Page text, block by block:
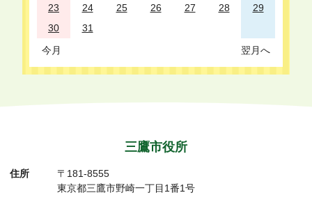
23
24 25 26 27 28
29
30
31
今月 翌月へ
三鷹市役所
住所
〒181-8555
東京都三鷹市野崎一丁目1番1号